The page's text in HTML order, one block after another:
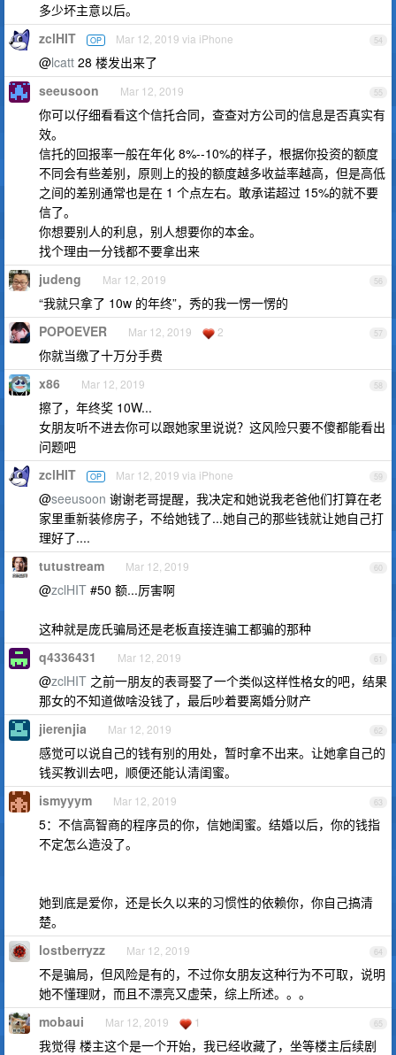
多少坏主意以后。
54
zclHIT OP Mar 12, 2019 via iPhone
@lcatt 28 楼发出来了
55
seeusoon Mar 12, 2019
你可以仔细看看这个信托合同，查查对方公司的信息是否真实有
效。
信托的回报率一般在年化 8%--10%的样子，根据你投资的额度
不同会有些差别，原则上的投的额度越多收益率越高，但是高低
之间的差别通常也是在 1 个点左右。敢承诺超过 15%的就不要
信了。
你想要别人的利息，别人想要你的本金。
找个理由一分钱都不要拿出来
56
judeng Mar 12, 2019
“我就只拿了 10w 的年终”，秀的我一愣一愣的
57
POPOEVER Mar 12, 2019 2
你就当缴了十万分手费
58
x86 Mar 12, 2019
擦了，年终奖 10W...
女朋友听不进去你可以跟她家里说说？这风险只要不傻都能看出
问题吧
59
zclHIT OP Mar 12, 2019 via iPhone
@seeusoon 谢谢老哥提醒，我决定和她说我老爸他们打算在老
家里重新装修房子，不给她钱了...她自己的那些钱就让她自己打
理好了....
60
tutustream Mar 12, 2019
@zclHIT #50 额...厉害啊
这种就是庞氏骗局还是老板直接连骗工都骗的那种
61
q4336431 Mar 12, 2019
@zclHIT 之前一朋友的表哥娶了一个类似这样性格女的吧，结果
那女的不知道做啥没钱了，最后吵着要离婚分财产
62
jierenjia Mar 12, 2019
感觉可以说自己的钱有别的用处，暂时拿不出来。让她拿自己的
钱买教训去吧，顺便还能认清闺蜜。
63
ismyyym Mar 12, 2019
5：不信高智商的程序员的你，信她闺蜜。结婚以后，你的钱指
不定怎么造没了。
她到底是爱你，还是长久以来的习惯性的依赖你，你自己搞清
楚。
64
lostberryzz Mar 12, 2019
不是骗局，但风险是有的，不过你女朋友这种行为不可取，说明
她不懂理财，而且不漂亮又虚荣，综上所述。。。
65
mobaui Mar 12, 2019 1
我觉得 楼主这个是一个开始，我已经收藏了，坐等楼主后续剧